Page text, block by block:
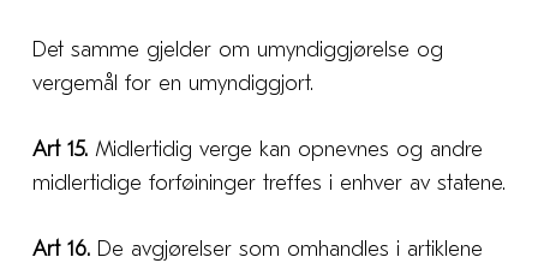
Det samme gjelder om umyndiggjørelse og
vergemål for en umyndiggjort.
Art 15.Midlertidig verge kan opnevnes og andre
midlertidige forføininger treffes i enhver av statene.
Art 16.De avgjørelser som omhandles i artiklene